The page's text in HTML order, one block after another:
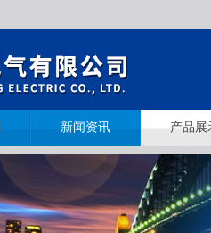
新闻资讯 产品展